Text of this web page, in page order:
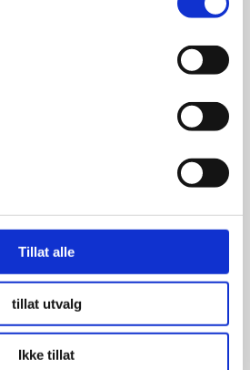
Tillat alle
tillat utvalg
Ikke tillat
Eco Contact 6